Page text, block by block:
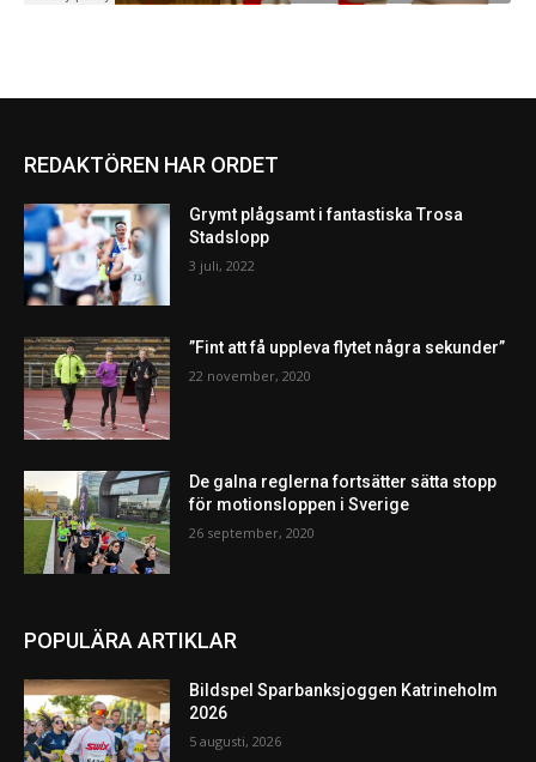
REDAKTÖREN HAR ORDET
Grymt plågsamt i fantastiska Trosa
Stadslopp
3 juli, 2022
”Fint att få uppleva flytet några sekunder”
22 november, 2020
De galna reglerna fortsätter sätta stopp
för motionsloppen i Sverige
26 september, 2020
POPULÄRA ARTIKLAR
Bildspel Sparbanksjoggen Katrineholm
2026
5 augusti, 2026